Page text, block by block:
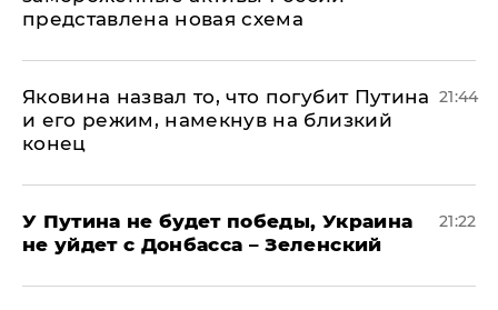
представлена новая схема
Яковина назвал то, что погубит Путина
и его режим, намекнув на близкий
конец
21:44
У Путина не будет победы, Украина
не уйдет с Донбасса – Зеленский
21:22